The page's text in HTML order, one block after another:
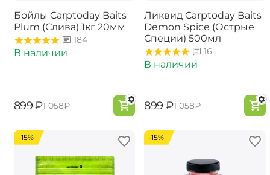
Бойлы Carptoday Baits
Plum (Слива) 1кг 20мм
184
В наличии
‍899‍ ₽‍1 058‍₽
Ликвид Carptoday Baits
Demon Spice (Острые
Специи) 500мл
16
В наличии
‍899‍ ₽‍1 058‍₽
-15% -15%